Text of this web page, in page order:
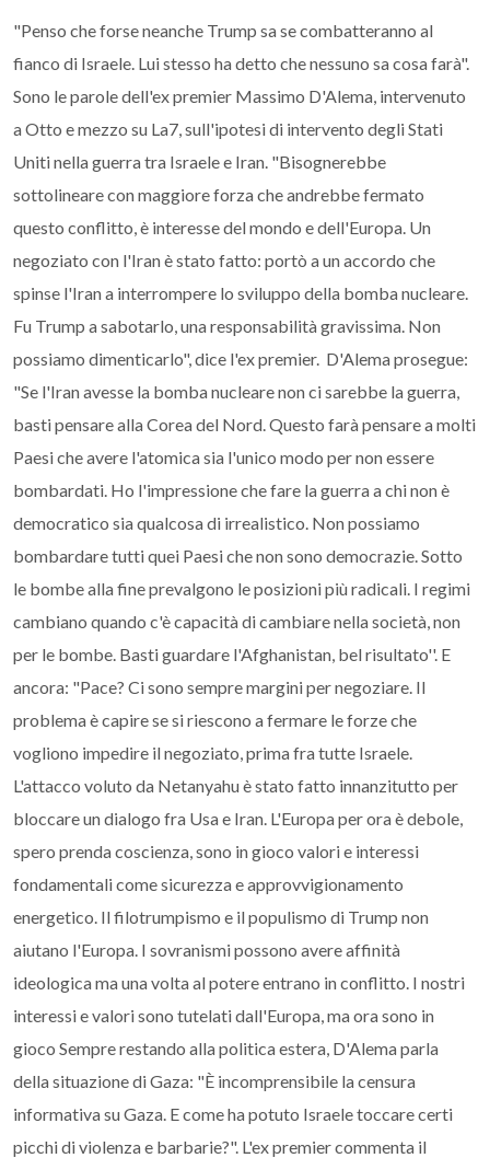
"Penso che forse neanche Trump sa se combatteranno al
fianco di Israele. Lui stesso ha detto che nessuno sa cosa farà".
Sono le parole dell'ex premier Massimo D'Alema, intervenuto
a Otto e mezzo su La7, sull'ipotesi di intervento degli Stati
Uniti nella guerra tra Israele e Iran. "Bisognerebbe
sottolineare con maggiore forza che andrebbe fermato
questo conflitto, è interesse del mondo e dell'Europa. Un
negoziato con l'Iran è stato fatto: portò a un accordo che
spinse l'Iran a interrompere lo sviluppo della bomba nucleare.
Fu Trump a sabotarlo, una responsabilità gravissima. Non
possiamo dimenticarlo", dice l'ex premier. D'Alema prosegue:
"Se l'Iran avesse la bomba nucleare non ci sarebbe la guerra,
basti pensare alla Corea del Nord. Questo farà pensare a molti
Paesi che avere l'atomica sia l'unico modo per non essere
bombardati. Ho l'impressione che fare la guerra a chi non è
democratico sia qualcosa di irrealistico. Non possiamo
bombardare tutti quei Paesi che non sono democrazie. Sotto
le bombe alla fine prevalgono le posizioni più radicali. I regimi
cambiano quando c'è capacità di cambiare nella società, non
per le bombe. Basti guardare l'Afghanistan, bel risultato''. E
ancora: "Pace? Ci sono sempre margini per negoziare. Il
problema è capire se si riescono a fermare le forze che
vogliono impedire il negoziato, prima fra tutte Israele.
L'attacco voluto da Netanyahu è stato fatto innanzitutto per
bloccare un dialogo fra Usa e Iran. L'Europa per ora è debole,
spero prenda coscienza, sono in gioco valori e interessi
fondamentali come sicurezza e approvvigionamento
energetico. Il filotrumpismo e il populismo di Trump non
aiutano l'Europa. I sovranismi possono avere affinità
ideologica ma una volta al potere entrano in conflitto. I nostri
interessi e valori sono tutelati dall'Europa, ma ora sono in
gioco Sempre restando alla politica estera, D'Alema parla
della situazione di Gaza: "È incomprensibile la censura
informativa su Gaza. E come ha potuto Israele toccare certi
picchi di violenza e barbarie?". L'ex premier commenta il